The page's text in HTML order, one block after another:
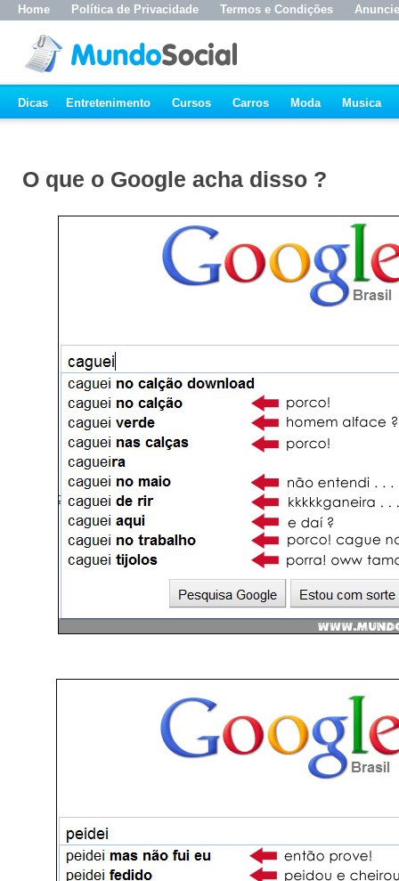
Home Política de Privacidade Termos e Condições Anuncie
Dicas Entretenimento Cursos Carros Moda Musica
O que o Google acha disso ?